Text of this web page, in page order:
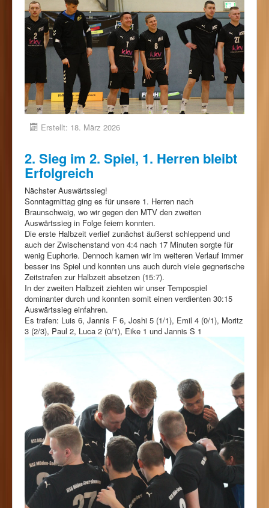
Erstellt: 18. März 2026
2. Sieg im 2. Spiel, 1. Herren bleibt
Erfolgreich
Nächster Auswärtssieg!
Sonntagmittag ging es für unsere 1. Herren nach
Braunschweig, wo wir gegen den MTV den zweiten
Auswärtssieg in Folge feiern konnten.
Die erste Halbzeit verlief zunächst äußerst schleppend und
auch der Zwischenstand von 4:4 nach 17 Minuten sorgte für
wenig Euphorie. Dennoch kamen wir im weiteren Verlauf immer
besser ins Spiel und konnten uns auch durch viele gegnerische
Zeitstrafen zur Halbzeit absetzen (15:7).
In der zweiten Halbzeit ziehten wir unser Tempospiel
dominanter durch und konnten somit einen verdienten 30:15
Auswärtssieg einfahren.
Es trafen: Luis 6, Jannis F 6, Joshi 5 (1/1), Emil 4 (0/1), Moritz
3 (2/3), Paul 2, Luca 2 (0/1), Eike 1 und Jannis S 1